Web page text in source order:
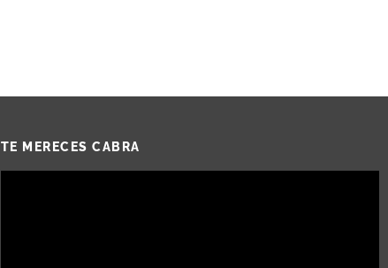
TE MERECES CABRA